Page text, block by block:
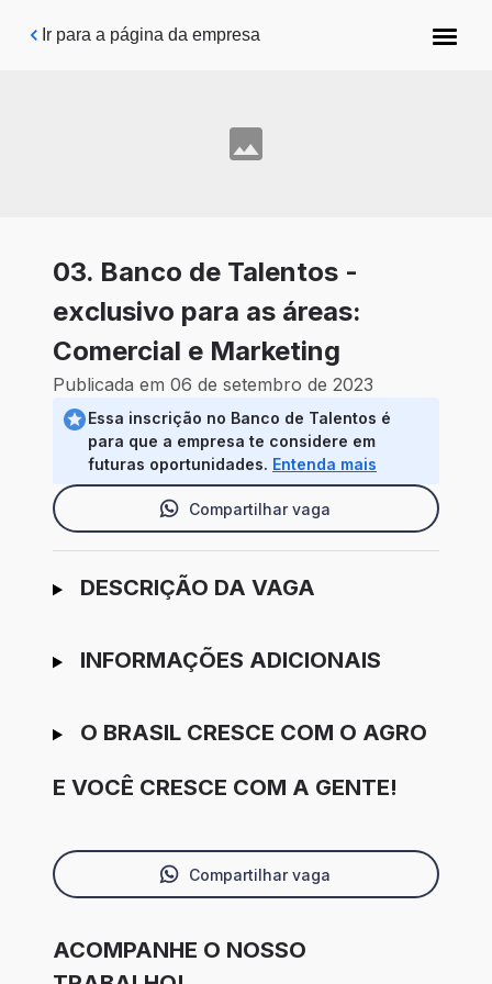
Pular para o conteúdo principal
Ir para a página da empresa
03. Banco de Talentos -
exclusivo para as áreas:
Comercial e Marketing
Publicada em 06 de setembro de 2023
Essa inscrição no Banco de Talentos é
para que a empresa te considere em
futuras oportunidades. Entenda mais
Compartilhar vaga
Ir para candidatura
DESCRIÇÃO DA VAGA
INFORMAÇÕES ADICIONAIS
O BRASIL CRESCE COM O AGRO
E VOCÊ CRESCE COM A GENTE!
Compartilhar vaga
ACOMPANHE O NOSSO